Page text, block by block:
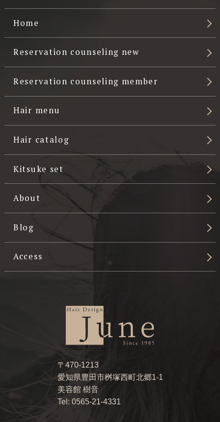
Home
Reservation counseling new
Reservation counseling member
Hair menu
Hair catalog
Kitsuke set
About
Blog
Access
〒470-1213
愛知県豊田市桝塚西町北郷1-1
美容館 樹音
Tel: 0565-21-4331